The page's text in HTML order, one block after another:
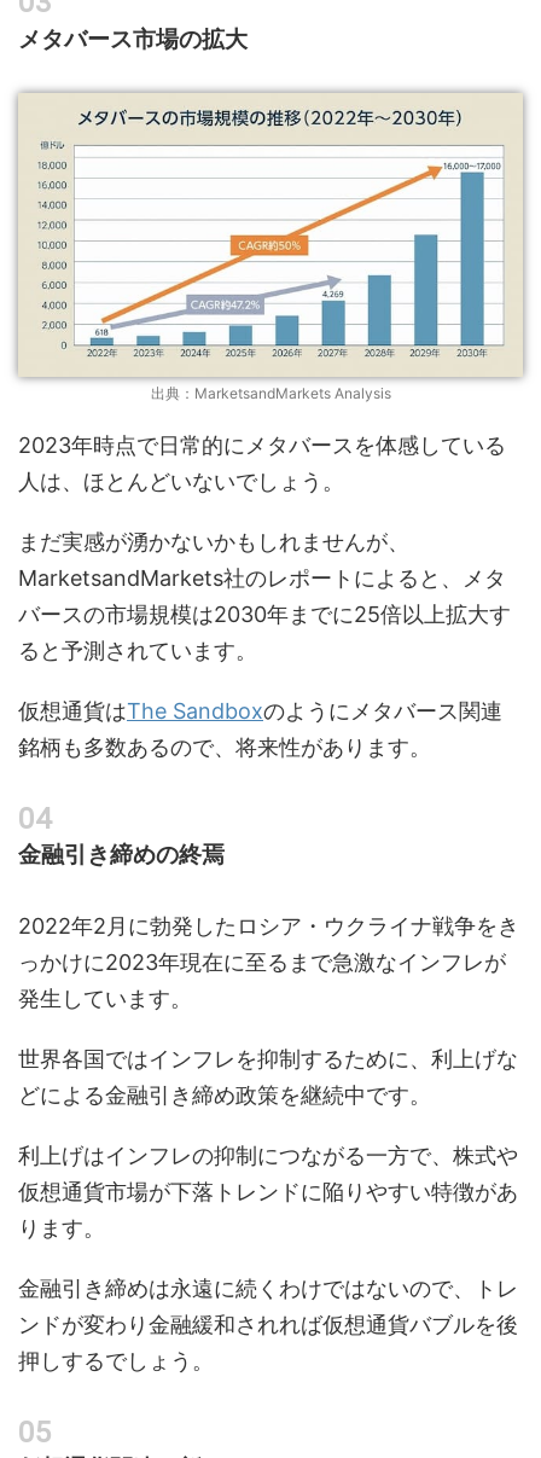
メタバース市場の拡大
出典：MarketsandMarkets Analysis
2023年時点で日常的にメタバースを体感している
人は、ほとんどいないでしょう。
まだ実感が湧かないかもしれませんが、
MarketsandMarkets社のレポートによると、メタ
バースの市場規模は2030年までに25倍以上拡大す
ると予測されています。
仮想通貨はThe Sandboxのようにメタバース関連
銘柄も多数あるので、将来性があります。
金融引き締めの終焉
2022年2月に勃発したロシア・ウクライナ戦争をき
っかけに2023年現在に至るまで急激なインフレが
発生しています。
世界各国ではインフレを抑制するために、利上げな
どによる金融引き締め政策を継続中です。
利上げはインフレの抑制につながる一方で、株式や
仮想通貨市場が下落トレンドに陥りやすい特徴があ
ります。
金融引き締めは永遠に続くわけではないので、トレ
ンドが変わり金融緩和されれば仮想通貨バブルを後
押しするでしょう。